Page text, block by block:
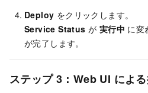
Deploy をクリックします。
Service Status が 実行中 に変
が完了します。
ステップ 3：Web UI によ